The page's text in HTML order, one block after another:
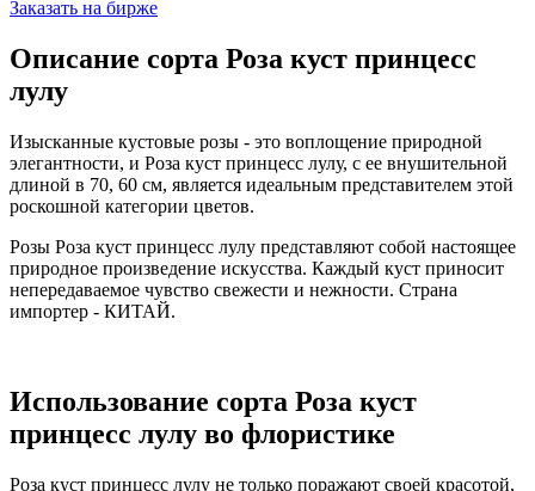
Заказать на бирже
Описание сорта Роза куст принцесс
лулу
Изысканные кустовые розы - это воплощение природной
элегантности, и Роза куст принцесс лулу, с ее внушительной
длиной в 70, 60 см, является идеальным представителем этой
роскошной категории цветов.
Розы Роза куст принцесс лулу представляют собой настоящее
природное произведение искусства. Каждый куст приносит
непередаваемое чувство свежести и нежности. Страна
импортер - КИТАЙ.
Использование сорта Роза куст
принцесс лулу во флористике
Роза куст принцесс лулу не только поражают своей красотой,